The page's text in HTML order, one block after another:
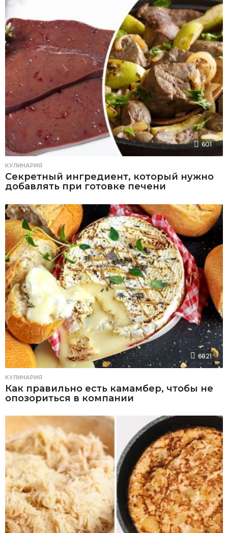
601
КУЛИНАРИЯ
Секретный ингредиент, который нужно
добавлять при готовке печени
6821
КУЛИНАРИЯ
Как правильно есть камамбер, чтобы не
опозориться в компании